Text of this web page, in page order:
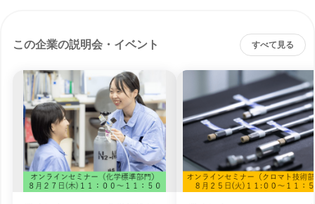
この企業の説明会・イベント すべて見る